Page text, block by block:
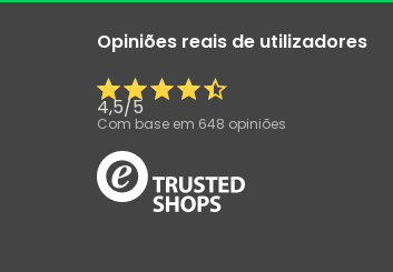
Opiniões reais de utilizadores
4,5/5
Com base em 648 opiniões